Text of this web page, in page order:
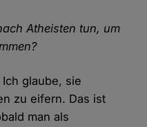
Atheisten tun, um
glaube, sie
zu eifern. Das ist
man als